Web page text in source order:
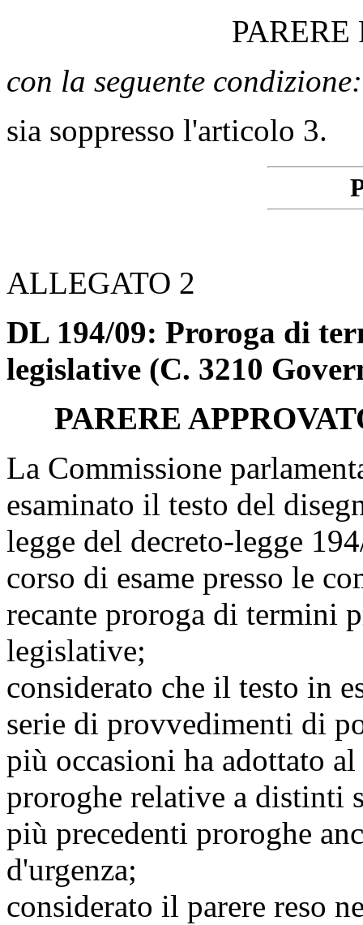
con la seguente condizione:
sia soppresso l'articolo 3.
ALLEGATO 2
DL 194/09: Proroga di
legislative (C. 3210
PARERE
La Commissione
esaminato il testo del
legge del decreto-legge
corso di esame presso le
recante proroga di termini
legislative;
considerato che il testo in
serie di provvedimenti di
più occasioni ha adottato
proroghe relative a distinti
più precedenti proroghe
d'urgenza;
considerato il parere reso